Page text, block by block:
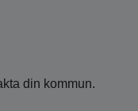
din kommun.